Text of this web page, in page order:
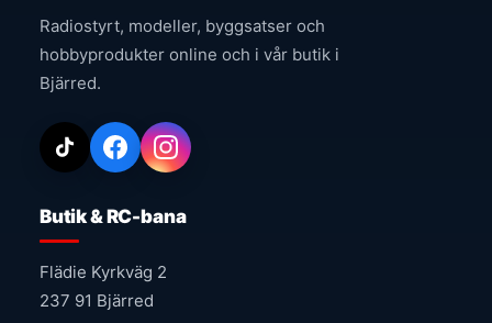
Radiostyrt, modeller, byggsatser och
hobbyprodukter online och i vår butik i
Bjärred.
Butik & RC-bana
Flädie Kyrkväg 2
237 91 Bjärred